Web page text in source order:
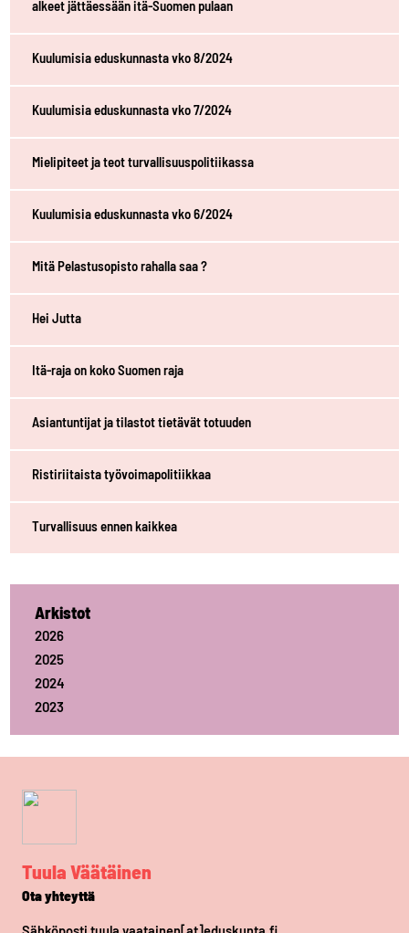
alkeet jättäessään itä-Suomen pulaan
Kuulumisia eduskunnasta vko 8/2024
Kuulumisia eduskunnasta vko 7/2024
Mielipiteet ja teot turvallisuuspolitiikassa
Kuulumisia eduskunnasta vko 6/2024
Mitä Pelastusopisto rahalla saa ?
Hei Jutta
Itä-raja on koko Suomen raja
Asiantuntijat ja tilastot tietävät totuuden
Ristiriitaista työvoimapolitiikkaa
Turvallisuus ennen kaikkea
Arkistot
2026
2025
2024
2023
Tuula Väätäinen
Ota yhteyttä